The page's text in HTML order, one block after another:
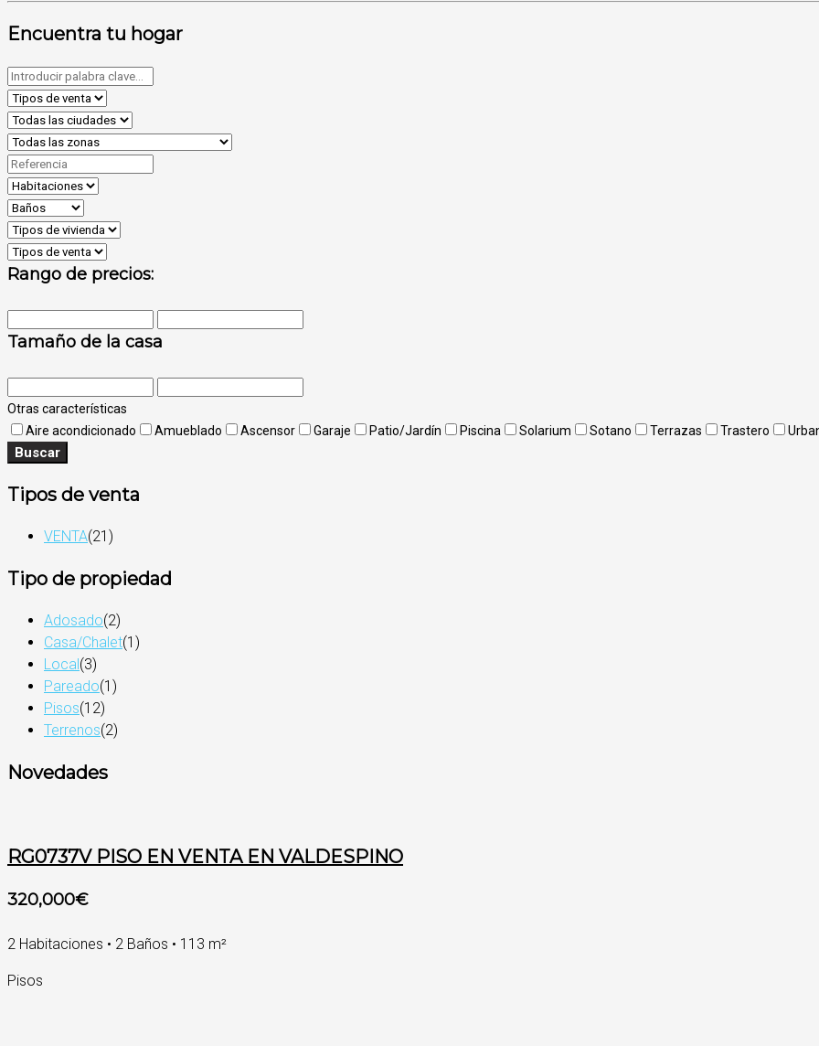
Encuentra tu hogar
Rango de precios:
Tamaño de la casa
Otras características
Aire acondicionado
Amueblado Ascensor Garaje Patio/Jardín Piscina Solarium Sotano Terrazas Trastero
Buscar
Tipos de venta
VENTA(21)
Tipo de propiedad
Adosado(2)
Casa/Chalet(1)
Local(3)
Pareado(1)
Pisos(12)
Terrenos(2)
Novedades
RG0737V PISO EN VENTA EN VALDESPINO
320,000€
2 Habitaciones • 2 Baños • 113 m²
Pisos